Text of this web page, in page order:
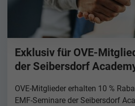
Exklusiv für OVE-
der Seibersdorf
OVE-Mitglieder erhalten 10 %
EMF-Seminare der Seibersdorf